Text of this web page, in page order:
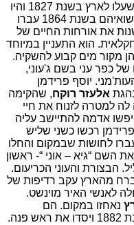
יוסף וזיסל השתייכו למשפחות ותיקות שעלו לארץ בשנת 1827 והיו
חלק מהישוב היהודי בטבריה. לאחר נישואיהם בשנת 1864 עברו
את אורחות החיים של
הוא התעניין במיוחד
מקור מים קבוע להשקיה.
של כפר עני בשם ג'עוני,
יוסף פרידמן
אלעזר רוקח, שהקימה
לה למטרה לזנוח את חיי
אדמה להתיישב עליה
רכשו כשני שליש
בשנת 1878 הגברים עברו לחושות שבמקום והחלו
השם “גיא – אוני “- ראשון
הבצורת והעוני הכריעום.
מהארץ עקב רדיפות של
לאנשי האיר מוינשט.
נאחזו במקום. הם